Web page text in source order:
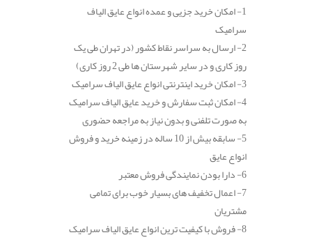
1- امکان خرید جزیی و عمده انواع عایق الیاف
سرامیک
2- ارسال به سراسر نقاط کشور (در تهران طی یک
روز کاری و در سایر شهرستان ها طی 2 روز کاری)
3- امکان خرید اینترنتی انواع عایق الیاف سرامیک
4- امکان ثبت سفارش و خرید عایق الیاف سرامیک
به صورت تلفنی و بدون نیاز به مراجعه حضوری
5- سابقه بیش از 10 ساله در زمینه خرید و فروش
انواع عایق
6- دارا بودن نمایندگی فروش معتبر
7- اعمال تخفیف های بسیار خوب برای تمامی
مشتریان
8- فروش با کیفیت ترین انواع عایق الیاف سرامیک